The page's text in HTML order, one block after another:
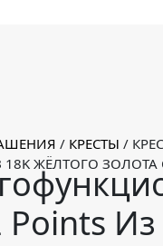
/ КРЕСТЫ /
18K ЖЁЛТОГО
Points